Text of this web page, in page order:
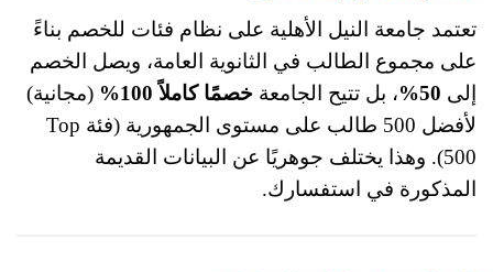
تعتمد جامعة النيل الأهلية على نظام فئات للخصم بناءً
على مجموع الطالب في الثانوية العامة، ويصل الخصم
إلى 50% ، بل تتيح الجامعة خصمًا كاملاً 100%
(مجانية)
لأفضل 500 طالب على مستوى الجمهورية (فئة Top
500). وهذا يختلف جوهريًا عن البيانات القديمة
المذكورة في استفسارك.